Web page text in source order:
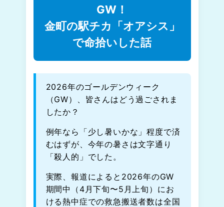
GW！
金町の駅チカ「オアシス」
で命拾いした話
2026年のゴールデンウィーク
（GW）、皆さんはどう過ごされま
したか？
例年なら「少し暑いかな」程度で済
むはずが、今年の暑さは文字通り
「殺人的」でした。
実際、報道によると2026年のGW
期間中（4月下旬〜5月上旬）にお
ける熱中症での救急搬送者数は全国